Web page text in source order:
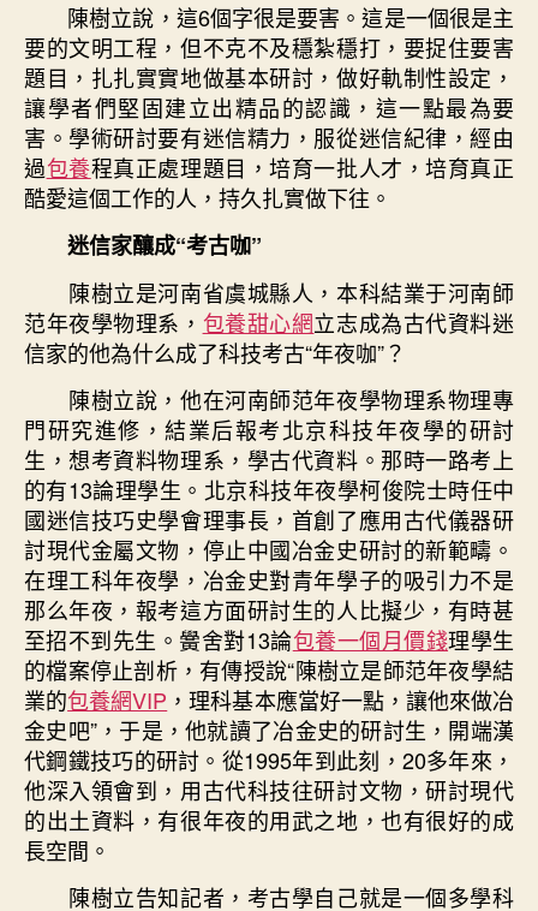
陳樹立說，這6個字很是要害。這是一個很是主
要的文明工程，但不克不及穩紮穩打，要捉住要害
題目，扎扎實實地做基本研討，做好軌制性設定，
讓學者們堅固建立出精品的認識，這一點最為要
害。學術研討要有迷信精力，服從迷信紀律，經由
過包養程真正處理題目，培育一批人才，培育真正
酷愛這個工作的人，持久扎實做下往。
迷信家釀成“考古咖”
陳樹立是河南省虞城縣人，本科結業于河南師
范年夜學物理系， 包養甜心網立志成為古代資料迷
信家的他為什么成了科技考古“年夜咖”？
陳樹立說，他在河南師范年夜學物理系物理專
門研究進修，結業后報考北京科技年夜學的研討
生，想考資料物理系，學古代資料。那時一路考上
的有13論理學生。北京科技年夜學柯俊院士時任中
國迷信技巧史學會理事長，首創了應用古代儀器研
討現代金屬文物，停止中國冶金史研討的新範疇。
在理工科年夜學，冶金史對青年學子的吸引力不是
那么年夜，報考這方面研討生的人比擬少，有時甚
至招不到先生。黌舍對13論包養一個月價錢理學生
的檔案停止剖析，有傳授說“陳樹立是師范年夜學結
業的包養網VIP ，理科基本應當好一點，讓他來做冶
金史吧”，于是，他就讀了冶金史的研討生，開端漢
代鋼鐵技巧的研討。從1995年到此刻，20多年來，
他深入領會到，用古代科技往研討文物，研討現代
的出土資料，有很年夜的用武之地，也有很好的成
長空間。
陳樹立告知記者，考古學自己就是一個多學科